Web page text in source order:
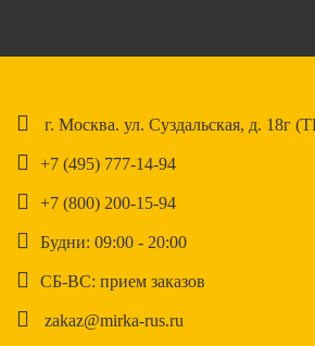
г. Москва. ул. Суздальская, д. 18г
+7 (495) 777-14-94
+7 (800) 200-15-94
Будни: 09:00 - 20:00
СБ-ВС: прием заказов
zakaz@mirka-rus.ru